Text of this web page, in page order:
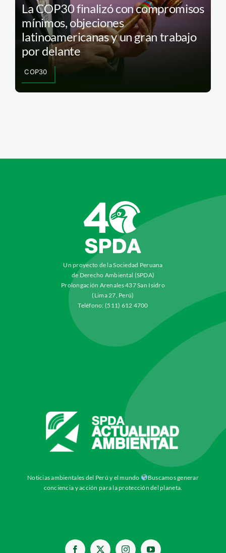
La COP30 finalizó con compromisos
mínimos, objeciones
latinoamericanas y un gran trabajo
por delante
COP30
Un proyecto de la Sociedad Peruana
de Derecho Ambiental (SPDA)
Prolongación Arenales 437 San Isidro
(Lima 27, Perú)
Teléfono: (511) 612 4700
Noticias ambientales del Perú y el mundo
Buscamos generar
conciencia y acción para la protección del planeta.